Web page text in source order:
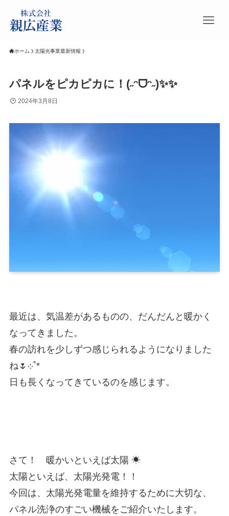
ホーム 太陽光事業最新情報
パネルをピカピカに！(˶ᵔᗜᵔ˶)✨✨
2024年3月8日
最近は、気温差があるものの、だんだんと暖かく
なってきました。
春の訪れを少しずつ感じられるようになりました
ね🌷
܀˚*
日も長くなってきているのを感じます。
さて！ 暖かいといえば太陽 ☀
太陽といえば、太陽光発電！！
今回は、太陽光発電量を維持するために大切な、
パネル洗浄のすごい機械をご紹介いたします。